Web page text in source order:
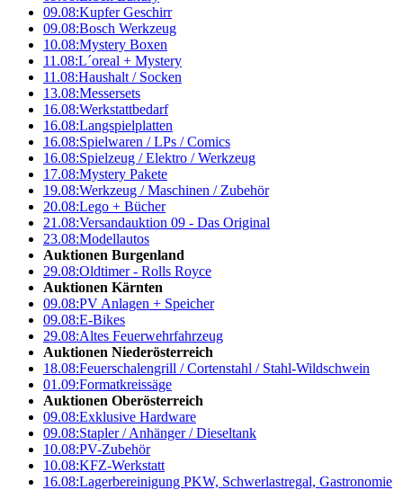
09.08:Kupfer Geschirr
09.08:Bosch Werkzeug
10.08:Mystery Boxen
11.08:L´oreal + Mystery
11.08:Haushalt / Socken
13.08:Messersets
16.08:Werkstattbedarf
16.08:Langspielplatten
16.08:Spielwaren / LPs / Comics
16.08:Spielzeug / Elektro / Werkzeug
17.08:Mystery Pakete
19.08:Werkzeug / Maschinen / Zubehör
20.08:Lego + Bücher
21.08:Versandauktion 09 - Das Original
23.08:Modellautos
Auktionen Burgenland
29.08:Oldtimer - Rolls Royce
Auktionen Kärnten
09.08:PV Anlagen + Speicher
09.08:E-Bikes
29.08:Altes Feuerwehrfahrzeug
Auktionen Niederösterreich
18.08:Feuerschalengrill / Cortenstahl / Stahl-Wildschwein
01.09:Formatkreissäge
Auktionen Oberösterreich
09.08:Exklusive Hardware
09.08:Stapler / Anhänger / Dieseltank
10.08:PV-Zubehör
10.08:KFZ-Werkstatt
16.08:Lagerbereinigung PKW, Schwerlastregal, Gastronomie